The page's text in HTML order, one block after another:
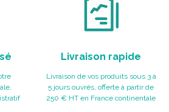
Livraison rapide
Livraison de vos produits sous 3 à
5 jours ouvrés, offerte à partir de
250 € HT en France continentale